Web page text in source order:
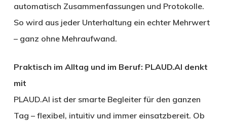
automatisch Zusammenfassungen und Protokolle.
So wird aus jeder Unterhaltung ein echter Mehrwert
– ganz ohne Mehraufwand.
Praktisch im Alltag und im Beruf: PLAUD.AI denkt
mit
PLAUD.AI ist der smarte Begleiter für den ganzen
Tag – flexibel, intuitiv und immer einsatzbereit. Ob